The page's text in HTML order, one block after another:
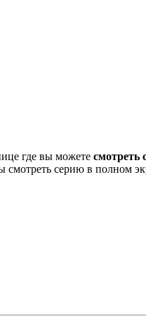
где вы можете смотреть
смотреть серию в полном